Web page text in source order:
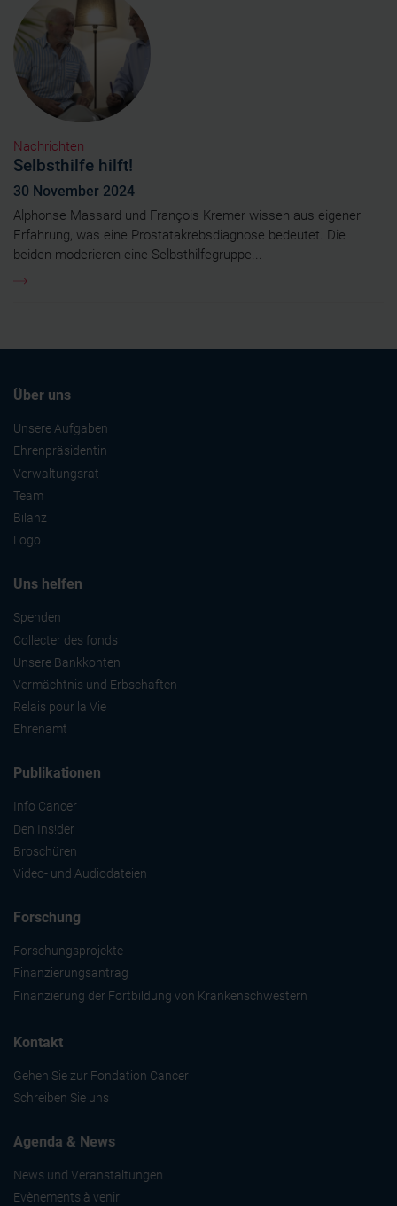
Nachrichten
Selbsthilfe hilft!
30 November 2024
Alphonse Massard und François Kremer wissen aus eigener
Erfahrung, was eine Prostatakrebsdiagnose bedeutet. Die
beiden moderieren eine Selbsthilfegruppe...
Über uns
Unsere Aufgaben
Ehrenpräsidentin
Verwaltungsrat
Team
Bilanz
Logo
Uns helfen
Spenden
Collecter des fonds
Unsere Bankkonten
Vermächtnis und Erbschaften
Relais pour la Vie
Ehrenamt
Publikationen
Info Cancer
Den Ins!der
Broschüren
Video- und Audiodateien
Forschung
Forschungsprojekte
Finanzierungsantrag
Finanzierung der Fortbildung von Krankenschwestern
Kontakt
Gehen Sie zur Fondation Cancer
Schreiben Sie uns
Agenda & News
News und Veranstaltungen
Evènements à venir